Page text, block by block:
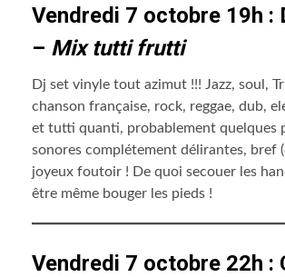
Vendredi 7 octobre 19h :
– Mix tutti frutti
Dj set vinyle tout azimut !!! Jazz, soul,
chanson française, rock, reggae, dub,
et tutti quanti, probablement quelques
sonores complétement délirantes, bref
joyeux foutoir ! De quoi secouer les
être même bouger les pieds !
Vendredi 7 octobre 22h :